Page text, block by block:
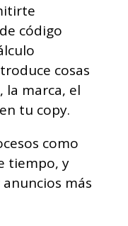
código
cosas
la marca, el
tu copy.
como
tiempo, y
más